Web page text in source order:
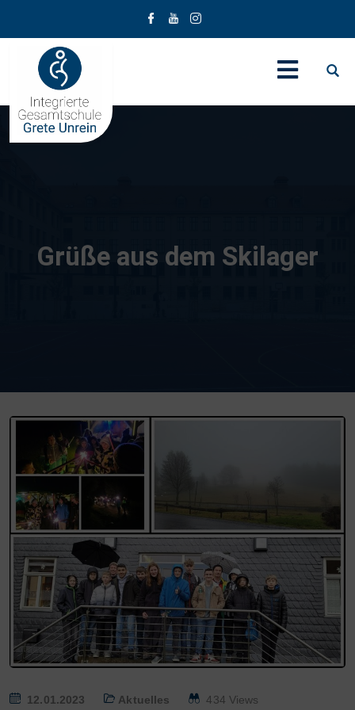
Grüße aus dem Skilager
P12.01.2023 Aktuelles 434 Views